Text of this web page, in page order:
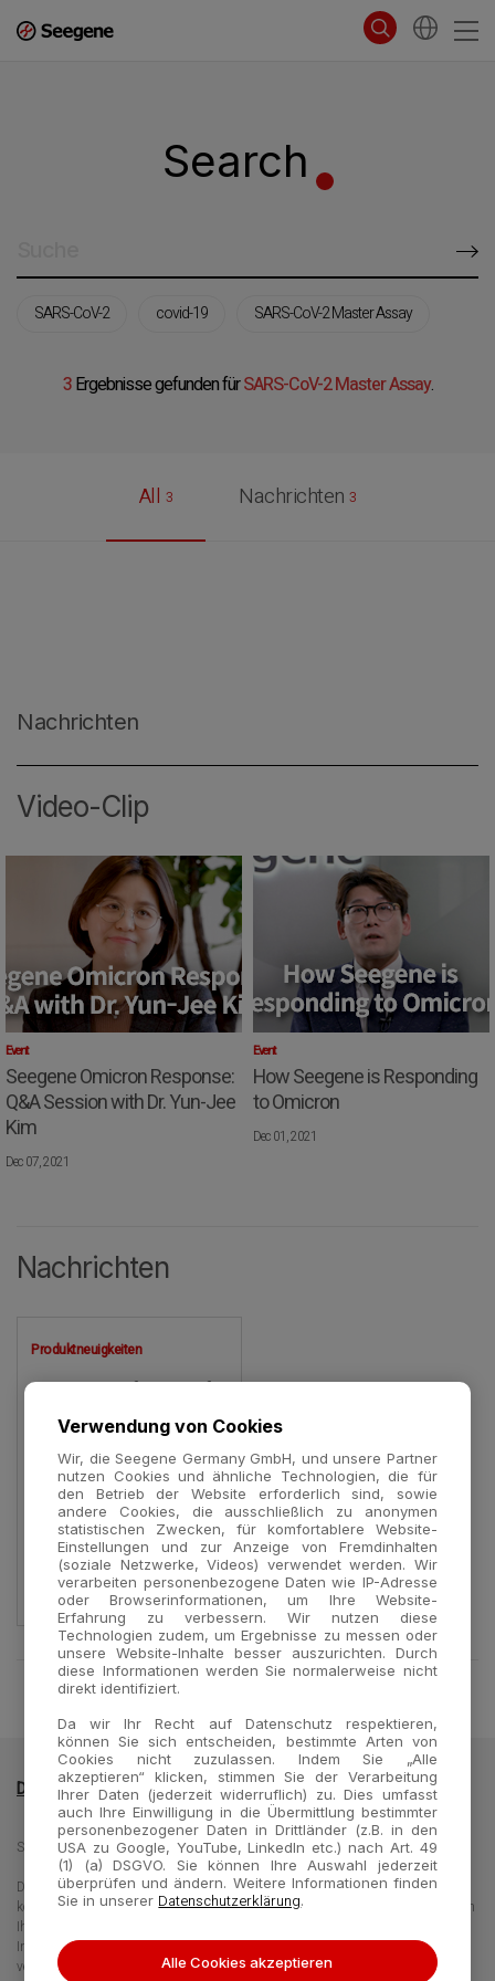
Search
SARS-CoV-2 covid-19 SARS-CoV-2 Master Assay
3Ergebnisse gefunden fürSARS-CoV-2 Master Assay.
All 3 Nachrichten 3
Nachrichten
Video-Clip
Event
Seegene Omicron Response:
Q&A Session with Dr. Yun-Jee
Kim
Dec 07, 2021
Event
How Seegene is Responding
to Omicron
Dec 01, 2021
Nachrichten
Produktneuigkeiten
CE-IVD-Zertifizierung für
den Allplex™ SARS-
CoV-2 Master Assay
erhalten
Nov 19, 2021
Allplex™ RV Master Assay
Datenschutzrichtlinie Impressum Kontakt
Seegene Germany GmbH - Merowingerplatz 1, 40225 Düsseldorf, Germany
Die Informationen auf dieser Website richten sich an unterschiedliche Zielgruppen und
können Produktdaten oder -informationen enthalten, die für Ihr Land nicht gelten bzw in
Ihrem Land nicht erhältlich sind. Beachten Sie, dass wir nicht für den Zugang zu
Informationen verantwortlich sind, die in Ihrem Land gültigen Rechtsverfahren oder -
verordnungen widersprechen bzw. einer Anmeldepflicht oder
Verwendung von Cookies
Wir, die Seegene Germany GmbH, und unsere Partner
nutzen Cookies und ähnliche Technologien, die für
den Betrieb der Website erforderlich sind, sowie
andere Cookies, die ausschließlich zu anonymen
statistischen Zwecken, für komfortablere Website-
Einstellungen und zur Anzeige von Fremdinhalten
(soziale Netzwerke, Videos) verwendet werden. Wir
verarbeiten personenbezogene Daten wie IP-Adresse
oder Browserinformationen, um Ihre Website-
Erfahrung zu verbessern. Wir nutzen diese
Technologien zudem, um Ergebnisse zu messen oder
unsere Website-Inhalte besser auszurichten. Durch
diese Informationen werden Sie normalerweise nicht
direkt identifiziert.
Da wir Ihr Recht auf Datenschutz respektieren,
können Sie sich entscheiden, bestimmte Arten von
Cookies nicht zuzulassen. Indem Sie „Alle
akzeptieren“ klicken, stimmen Sie der Verarbeitung
Ihrer Daten (jederzeit widerruflich) zu. Dies umfasst
auch Ihre Einwilligung in die Übermittlung bestimmter
personenbezogener Daten in Drittländer (z.B. in den
USA zu Google, YouTube, LinkedIn etc.) nach Art. 49
(1) (a) DSGVO. Sie können Ihre Auswahl jederzeit
überprüfen und ändern. Weitere Informationen finden
Sie in unserer Datenschutzerklärung.
Alle Cookies akzeptieren